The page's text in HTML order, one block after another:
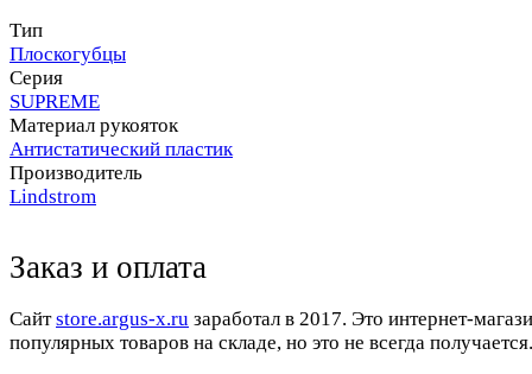
Тип
Плоскогубцы
Серия
SUPREME
Материал рукояток
Антистатический пластик
Производитель
Lindstrom
Заказ и оплата
Cайтstore.argus-x.ru заработал в 2017. Это интернет-
популярных товаров на складе, но это не всегда